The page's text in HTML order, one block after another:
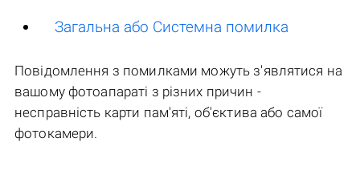
Загальна або Системна помилка
Повідомлення з помилками можуть з'являтися на
вашому фотоапараті з різних причин -
несправність карти пам'яті, об'єктива або самої
фотокамери.